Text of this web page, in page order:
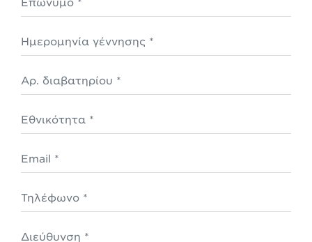
Ημερομηνία γέννησης *
Αρ. διαβατηρίου *
Εθνικότητα *
Email
Τηλέφωνο
Διεύθυνση *